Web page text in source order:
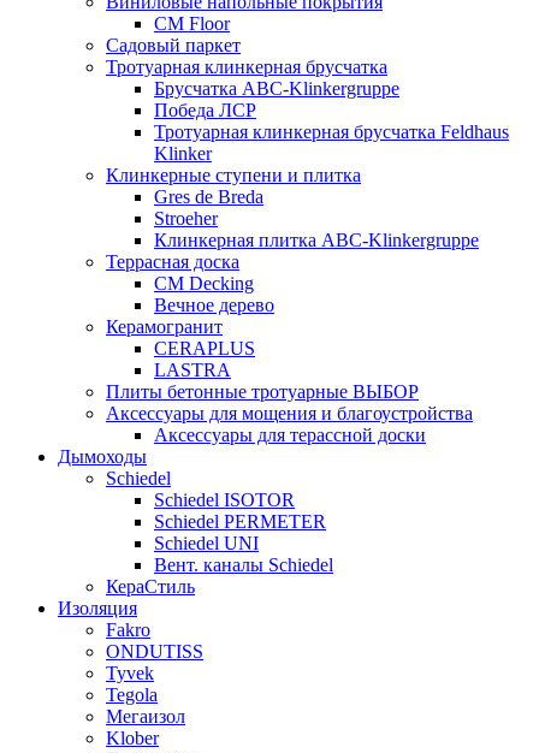
CM Floor
Садовый паркет
Тротуарная клинкерная брусчатка
Брусчатка АВС-Klinkergruppe
Победа ЛСР
Тротуарная клинкерная брусчатка Feldhaus
Klinker
Клинкерные ступени и плитка
Gres de Breda
Stroeher
Клинкерная плитка ABC-Klinkergruppe
Террасная доска
CM Decking
Вечное дерево
Керамогранит
CERAPLUS
LASTRA
Плиты бетонные тротуарные ВЫБОР
Аксессуары для мощения и благоустройства
Аксессуары для терассной доски
Дымоходы
Schiedel
Schiedel ISOTOR
Schiedel PERMETER
Schiedel UNI
Вент. каналы Schiedel
КераСтиль
Изоляция
Fakro
ONDUTISS
Tyvek
Tegola
Мегаизол
Klober